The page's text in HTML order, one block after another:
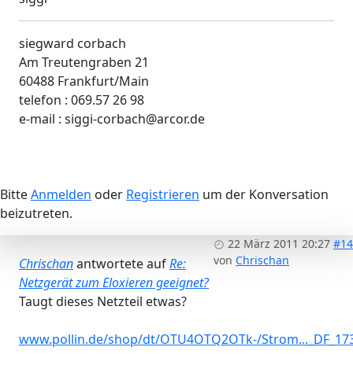
siegward corbach
Am Treutengraben 21
60488 Frankfurt/Main
telefon : 069.57 26 98
e-mail : siggi-corbach@arcor.de
BitteAnmelden oder Registrieren um der Konversation
beizutreten.
22 März 2011 20:27 #14
von Chrischan
Chrischanantwortete aufRe:
Netzgerät zum Eloxieren geeignet?
Taugt dieses Netzteil etwas?
www.pollin.de/shop/dt/OTU4OTQ2OTk-/